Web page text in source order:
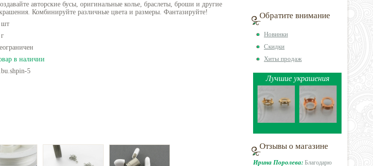
авторские бусы, оригинальные колье, браслеты, броши и другие
Комбинируйте различные цвета и размеры. Фантазируйте!
шт
в наличии
5
Обратите внимание
Новинки
Скидки
Хиты продаж
Лучшие украшения
Отзывы о магазине
Ирина Поролева: Благодарю